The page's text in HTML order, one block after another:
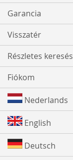
Garancia
Visszatér
Részletes keresés
Fiókom
Nederlands
English
Deutsch